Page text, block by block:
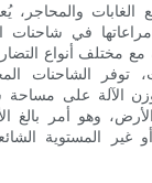
والمحاجر،
مع مختلف أنواع
توفر الشاحنات
الآلة على
وهو أمر بالغ
غير المستوية